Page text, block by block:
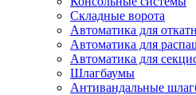
Складные ворота
Автоматика для
Автоматика для
Автоматика для
Шлагбаумы
Антивандальные